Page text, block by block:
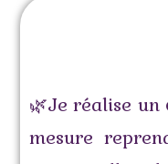
🌿Je réalise un
mesure